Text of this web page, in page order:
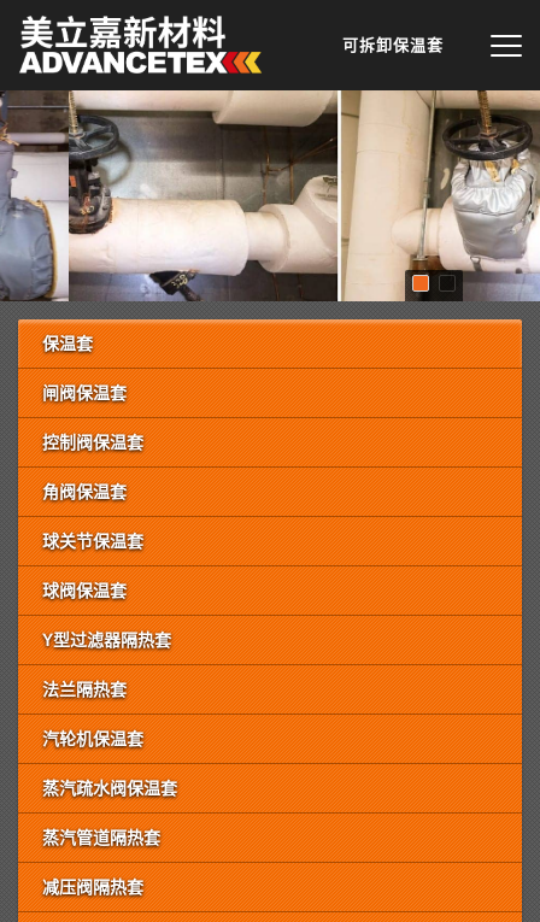
可拆卸保温套
保温套
闸阀保温套
控制阀保温套
角阀保温套
球关节保温套
球阀保温套
Y型过滤器隔热套
法兰隔热套
汽轮机保温套
蒸汽疏水阀保温套
蒸汽管道隔热套
减压阀隔热套